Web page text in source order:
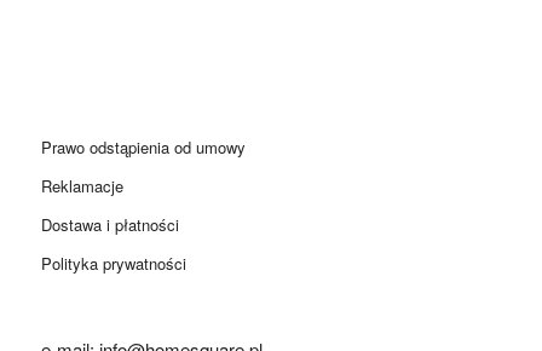
Prawo odstąpienia od umowy
Reklamacje
Dostawa i płatności
Polityka prywatności